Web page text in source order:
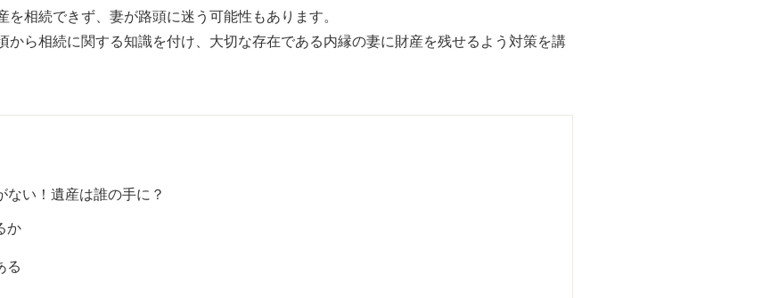
相続できず、妻が路頭に迷う可能性もあります。
から相続に関する知識を付け、大切な存在である内縁の妻に財産を残せるよう対策を講
ない！遺産は誰の手に？
か
る